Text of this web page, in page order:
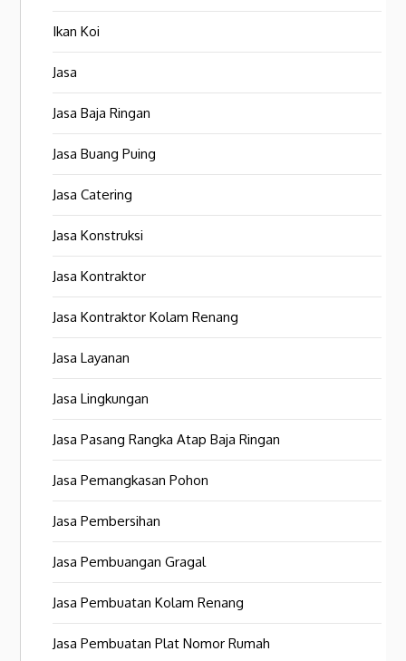
Ikan Koi
Jasa
Jasa Baja Ringan
Jasa Buang Puing
Jasa Catering
Jasa Konstruksi
Jasa Kontraktor
Jasa Kontraktor Kolam Renang
Jasa Layanan
Jasa Lingkungan
Jasa Pasang Rangka Atap Baja Ringan
Jasa Pemangkasan Pohon
Jasa Pembersihan
Jasa Pembuangan Gragal
Jasa Pembuatan Kolam Renang
Jasa Pembuatan Plat Nomor Rumah